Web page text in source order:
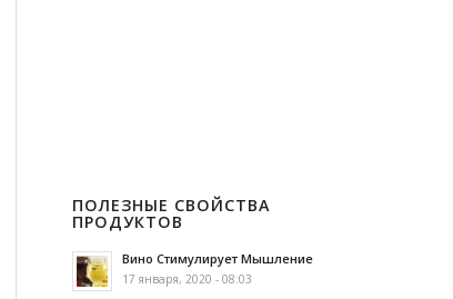
ПОЛЕЗНЫЕ СВОЙСТВА
ПРОДУКТОВ
Вино Стимулирует Мышление
17 января, 2020 - 08:03